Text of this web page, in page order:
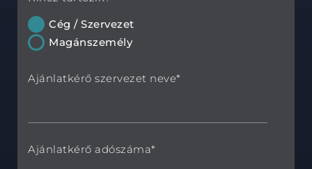
Cég / Szervezet
Magánszemély
Ajánlatkérő szervezet neve*
Ajánlatkérő adószáma*